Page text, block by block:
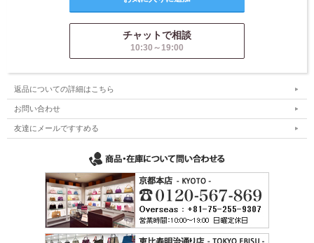
チャットで相談
10:30～19:00
返品についての詳細はこちら
お問い合わせ
友達にメールですすめる